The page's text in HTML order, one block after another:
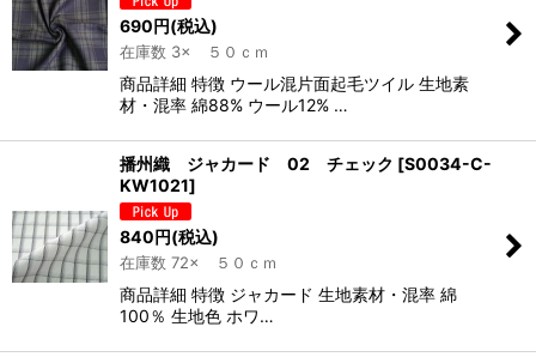
690円(税込)
在庫数 3× ５０ｃｍ
商品詳細 特徴 ウール混片面起毛ツイル 生地素
材・混率 綿88% ウール12% …
播州織 ジャカード 02 チェック [S0034-C-
KW1021]
840円(税込)
在庫数 72× ５０ｃｍ
商品詳細 特徴 ジャカード 生地素材・混率 綿
100％ 生地色 ホワ…